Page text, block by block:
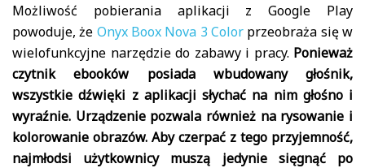
Możliwość pobierania aplikacji z Google Play
powoduje, że Onyx Boox Nova 3 Color przeobraża się w
wielofunkcyjne narzędzie do zabawy i pracy. Ponieważ
czytnik ebooków posiada wbudowany głośnik,
wszystkie dźwięki z aplikacji słychać na nim głośno i
wyraźnie. Urządzenie pozwala również na rysowanie i
kolorowanie obrazów. Aby czerpać z tego przyjemność,
najmłodsi użytkownicy muszą jedynie sięgnąć po